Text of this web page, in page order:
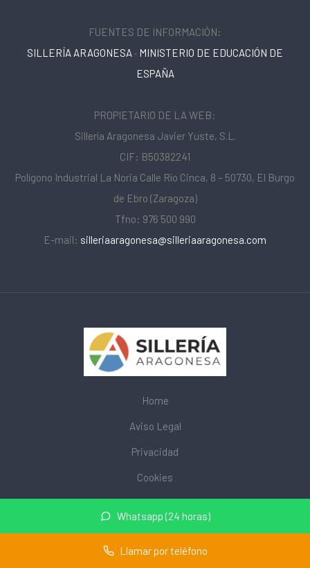
Whatsapp (24 horas)
Llamar por teléfono
FUENTES DE INFORMACIÓN:
SILLERÍA ARAGONESA · MINISTERIO DE EDUCACIÓN DE
ESPAÑA
PROPIETARIO DE LA WEB:
Sillería Aragonesa Javier Yuste, S.L.
CIF: B50382241
Polígono Industrial La Noria Calle Río Cinca, 8 – 50730, El Burgo
de Ebro (Zaragoza)
Tfno: 976 500 990
E-mail: silleriaaragonesa@silleriaaragonesa.com
Home
Aviso Legal
Privacidad
Cookies
© 2026 mobiliarioescolar.site · Web de mobiliario escolar cerca